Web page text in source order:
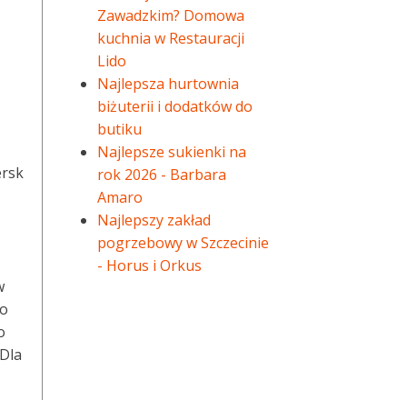
Zawadzkim? Domowa
kuchnia w Restauracji
Lido
Najlepsza hurtownia
biżuterii i dodatków do
butiku
Najlepsze sukienki na
rok 2026 - Barbara
Amaro
Najlepszy zakład
pogrzebowy w Szczecinie
- Horus i Orkus